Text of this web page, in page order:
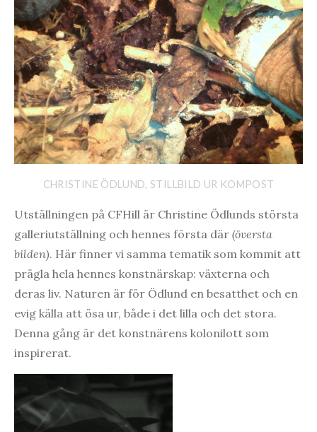
CHRISTINE ÖDLUND, STILLBILD UR KOMPOST
Utställningen på CFHill är Christine Ödlunds största
galleriutställning och hennes första där (översta
bilden). Här finner vi samma tematik som kommit att
prägla hela hennes konstnärskap: växterna och
deras liv. Naturen är för Ödlund en besatthet och en
evig källa att ösa ur, både i det lilla och det stora.
Denna gång är det konstnärens kolonilott som
inspirerat.